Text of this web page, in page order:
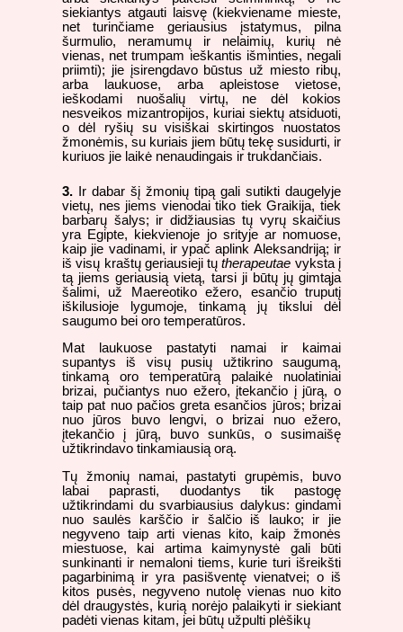
siekiantys atgauti laisvę (kiekviename mieste,
net turinčiame geriausius įstatymus, pilna
šurmulio, neramumų ir nelaimių, kurių nė
vienas, net trumpam ieškantis išminties, negali
priimti); jie įsirengdavo būstus už miesto ribų,
arba laukuose, arba apleistose vietose,
ieškodami nuošalių virtų, ne dėl kokios
nesveikos mizantropijos, kuriai siektų atsiduoti,
o dėl ryšių su visiškai skirtingos nuostatos
žmonėmis, su kuriais jiem būtų tekę susidurti, ir
kuriuos jie laikė nenaudingais ir trukdančiais.
3. Ir dabar šį žmonių tipą gali sutikti daugelyje
vietų, nes jiems vienodai tiko tiek Graikija, tiek
barbarų šalys; ir didžiausias tų vyrų skaičius
yra Egipte, kiekvienoje jo srityje ar nomuose,
kaip jie vadinami, ir ypač aplink Aleksandriją; ir
iš visų kraštų geriausieji tųtherapeutae vyksta į
tą jiems geriausią vietą, tarsi ji būtų jų gimtąja
šalimi, už Maereotiko ežero, esančio truputį
iškilusioje lygumoje, tinkamą jų tikslui dėl
saugumo bei oro temperatūros.
Mat laukuose pastatyti namai ir kaimai
supantys iš visų pusių užtikrino saugumą,
tinkamą oro temperatūrą palaikė nuolatiniai
brizai, pučiantys nuo ežero, įtekančio į jūrą, o
taip pat nuo pačios greta esančios jūros; brizai
nuo jūros buvo lengvi, o brizai nuo ežero,
įtekančio į jūrą, buvo sunkūs, o susimaišę
užtikrindavo tinkamiausią orą.
Tų žmonių namai, pastatyti grupėmis, buvo
labai paprasti, duodantys tik pastogę
užtikrindami du svarbiausius dalykus: gindami
nuo saulės karščio ir šalčio iš lauko; ir jie
negyveno taip arti vienas kito, kaip žmonės
miestuose, kai artima kaimynystė gali būti
sunkinanti ir nemaloni tiems, kurie turi išreikšti
pagarbinimą ir yra pasišventę vienatvei; o iš
kitos pusės, negyveno nutolę vienas nuo kito
dėl draugystės, kurią norėjo palaikyti ir siekiant
padėti vienas kitam, jei būtų užpulti plėšikų